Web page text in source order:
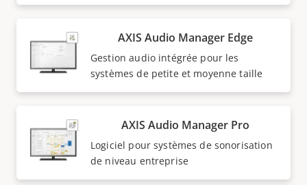
AXIS Audio Manager Edge
Gestion audio intégrée pour les
systèmes de petite et moyenne taille
AXIS Audio Manager Pro
Logiciel pour systèmes de sonorisation
de niveau entreprise